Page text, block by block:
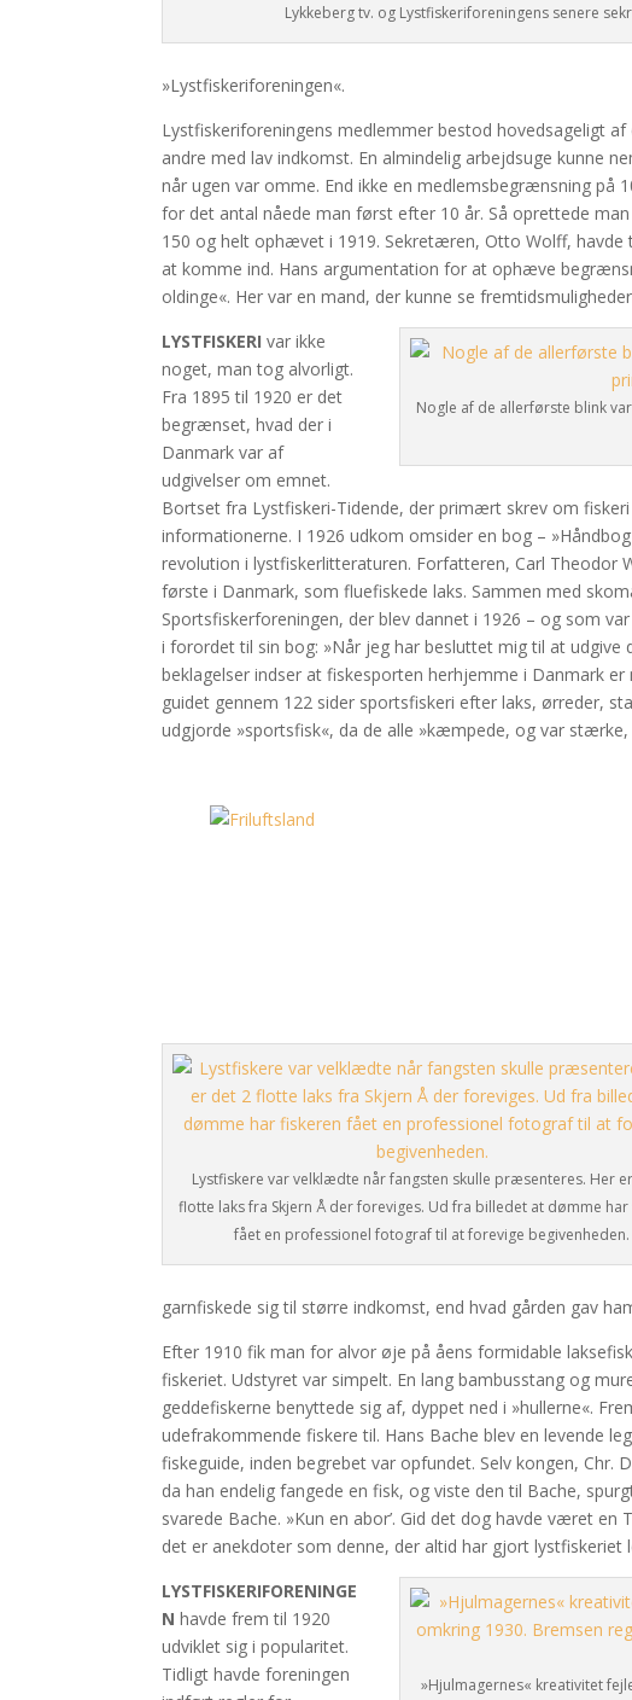
Lykkeberg tv. og Lystfiskeriforeningens senere
»Lystfiskeriforeningen«.
Lystfiskeriforeningens medlemmer bestod hovedsageligt
andre med lav indkomst. En almindelig arbejdsuge kunne
når ugen var omme. End ikke en medlemsbegrænsning på
for det antal nåede man først efter 10 år. Så oprettede
150 og helt ophævet i 1919. Sekretæren, Otto Wolff,
at komme ind. Hans argumentation for at ophæve
oldinge«. Her var en mand, der kunne se
Nogle af de allerførste blink
LYSTFISKERI var ikke
noget, man tog alvorligt.
Fra 1895 til 1920 er det
begrænset, hvad der i
Danmark var af
udgivelser om emnet.
Bortset fra Lystfiskeri-Tidende, der primært skrev om
informationerne. I 1926 udkom omsider en bog –
revolution i lystfiskerlitteraturen. Forfatteren, Carl Theodor
første i Danmark, som fluefiskede laks. Sammen med
Sportsfiskerforeningen, der blev dannet i 1926 – og som
i forordet til sin bog: »Når jeg har besluttet mig til at
beklagelser indser at fiskesporten herhjemme i Danmark
guidet gennem 122 sider sportsfiskeri efter laks, ørreder,
udgjorde »sportsfisk«, da de alle »kæmpede, og var
Lystfiskere var velklædte når fangsten skulle præsenteres. Her
flotte laks fra Skjern Å der foreviges. Ud fra billedet at dømme har
fået en professionel fotograf til at forevige begivenheden.
garnfiskede sig til større indkomst, end hvad gården gav
Efter 1910 fik man for alvor øje på åens formidable
fiskeriet. Udstyret var simpelt. En lang bambusstang og
geddefiskerne benyttede sig af, dyppet ned i »hullerne«.
udefrakommende fiskere til. Hans Bache blev en levende
fiskeguide, inden begrebet var opfundet. Selv kongen, Chr.
da han endelig fangede en fisk, og viste den til Bache,
svarede Bache. »Kun en abor’. Gid det dog havde været
det er anekdoter som denne, der altid har gjort lystfiskeriet
»Hjulmagernes« kreativitet
LYSTFISKERIFORENINGE
N havde frem til 1920
udviklet sig i popularitet.
Tidligt havde foreningen